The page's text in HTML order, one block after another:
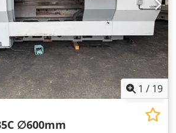
1 / 19
∅600mm